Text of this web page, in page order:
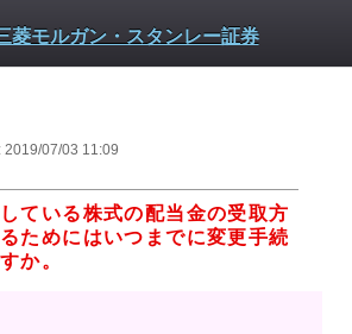
2019/07/03 11:09
ている株式の配当金の受取方
ためにはいつまでに変更手続
か。